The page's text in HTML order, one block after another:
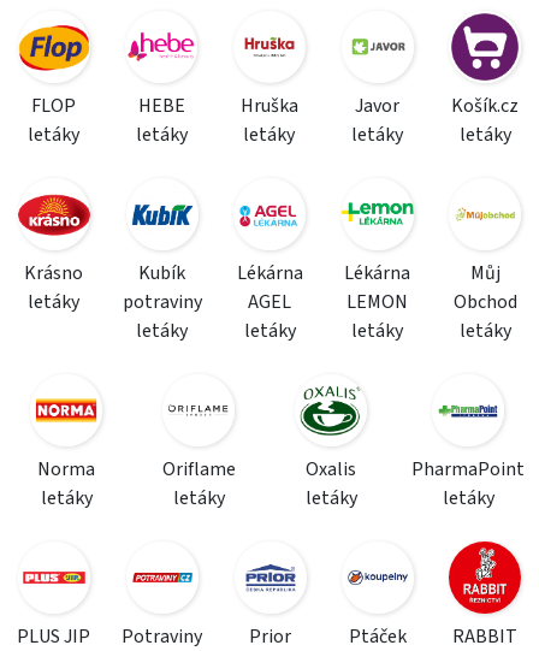
FLOP
letáky
HEBE
letáky
Hruška
letáky
Javor
letáky
Košík.cz
letáky
Krásno
letáky
Kubík
potraviny
letáky
Lékárna
AGEL
letáky
Lékárna
LEMON
letáky
Můj
Obchod
letáky
Norma
letáky
Oriflame
letáky
Oxalis
letáky
PharmaPoint
letáky
PLUS JIP
Potraviny
Prior
Ptáček
RABBIT